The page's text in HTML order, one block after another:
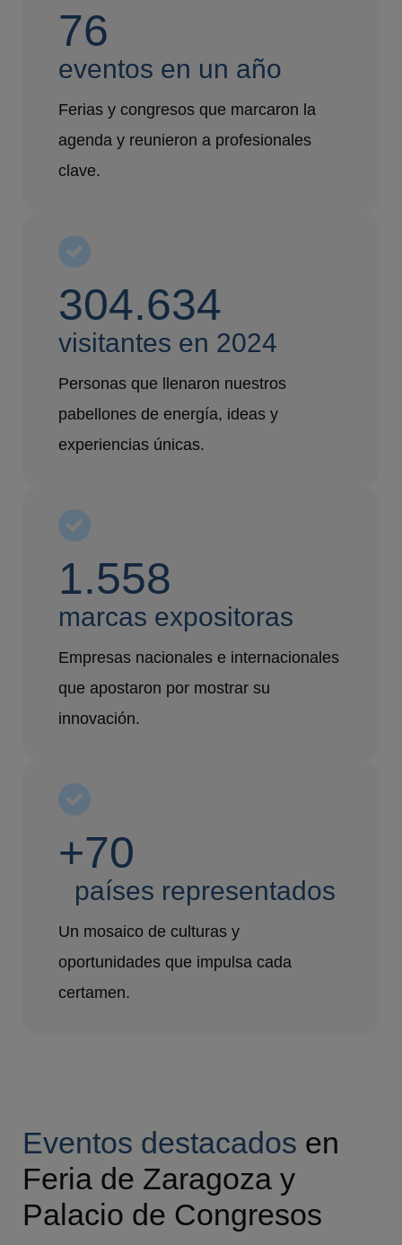
76
eventos en un año
Ferias y congresos que marcaron la
agenda y reunieron a profesionales
clave.
304.634
visitantes en 2024
Personas que llenaron nuestros
pabellones de energía, ideas y
experiencias únicas.
1.558
marcas expositoras
Empresas nacionales e internacionales
que apostaron por mostrar su
innovación.
+70
países representados
Un mosaico de culturas y
oportunidades que impulsa cada
certamen.
Eventos destacados en
Feria de Zaragoza y
Palacio de Congresos